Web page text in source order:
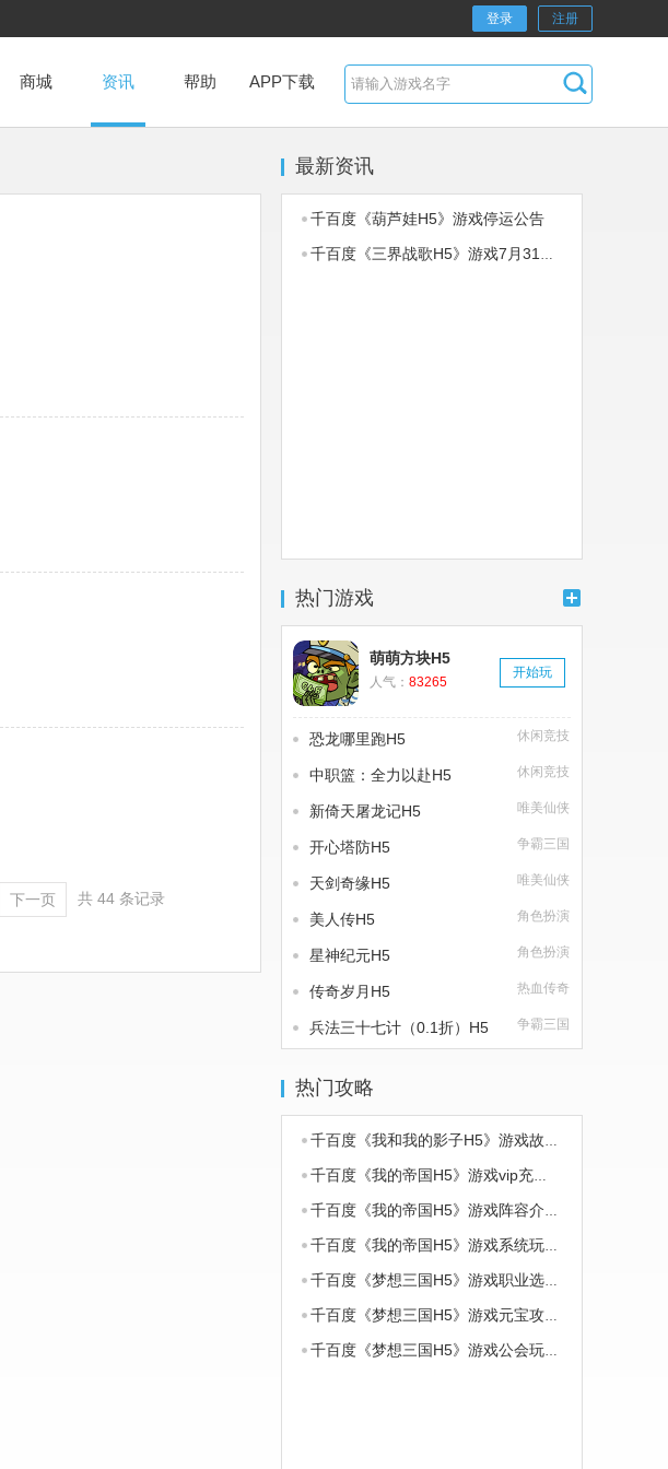
登录 注册
商城 资讯 帮助 APP下载
下一页 共 44 条记录
最新资讯
千百度《葫芦娃H5》游戏停运公告
千百度《三界战歌H5》游戏7月31日停服公告
热门游戏
萌萌方块H5
人气： 83265
开始玩
恐龙哪里跑H5 休闲竞技
中职篮：全力以赴H5 休闲竞技
新倚天屠龙记H5 唯美仙侠
开心塔防H5 争霸三国
天剑奇缘H5 唯美仙侠
美人传H5 角色扮演
星神纪元H5 角色扮演
传奇岁月H5 热血传奇
兵法三十七计（0.1折）H5 争霸三国
热门攻略
千百度《我和我的影子H5》游戏故事背景及玩法介绍
千百度《我的帝国H5》游戏vip充值档位
千百度《我的帝国H5》游戏阵容介绍攻略
千百度《我的帝国H5》游戏系统玩法介绍攻略
千百度《梦想三国H5》游戏职业选择攻略
千百度《梦想三国H5》游戏元宝攻略
千百度《梦想三国H5》游戏公会玩法